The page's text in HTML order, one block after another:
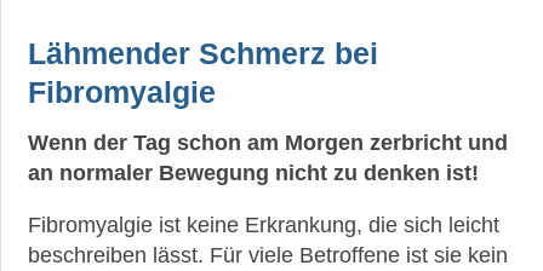
Lähmender Schmerz bei
Fibromyalgie
Wenn der Tag schon am Morgen zerbricht und
an normaler Bewegung nicht zu denken ist!
Fibromyalgie ist keine Erkrankung, die sich leicht
beschreiben lässt. Für viele Betroffene ist sie kein